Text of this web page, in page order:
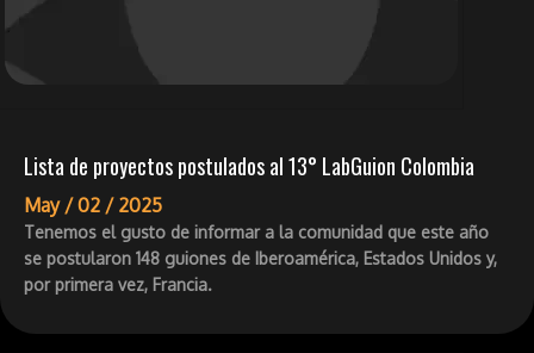
Lista de proyectos postulados al 13° LabGuion Colombia
May / 02 / 2025
Tenemos el gusto de informar a la comunidad que este año
se postularon 148 guiones de Iberoamérica, Estados Unidos y,
por primera vez, Francia.